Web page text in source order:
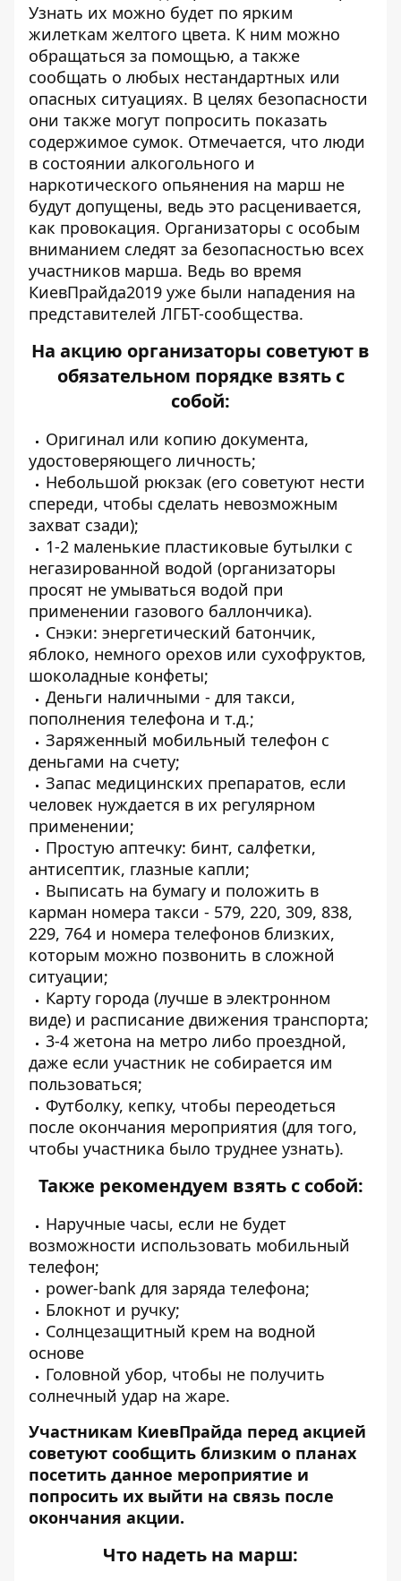
Узнать их можно будет по ярким
жилеткам желтого цвета. К ним можно
обращаться за помощью, а также
сообщать о любых нестандартных или
опасных ситуациях. В целях безопасности
они также могут попросить показать
содержимое сумок. Отмечается, что люди
в состоянии алкогольного и
наркотического опьянения на марш не
будут допущены, ведь это расценивается,
как провокация. Организаторы с особым
вниманием следят за безопасностью всех
участников марша. Ведь во время
КиевПрайда2019 уже были нападения на
представителей ЛГБТ-сообщества.
На акцию организаторы советуют в
обязательном порядке взять с
собой:
Оригинал или копию документа,
удостоверяющего личность;
Небольшой рюкзак (его советуют нести
спереди, чтобы сделать невозможным
захват сзади);
1-2 маленькие пластиковые бутылки с
негазированной водой (организаторы
просят не умываться водой при
применении газового баллончика).
Снэки: энергетический батончик,
яблоко, немного орехов или сухофруктов,
шоколадные конфеты;
Деньги наличными - для такси,
пополнения телефона и т.д.;
Заряженный мобильный телефон с
деньгами на счету;
Запас медицинских препаратов, если
человек нуждается в их регулярном
применении;
Простую аптечку: бинт, салфетки,
антисептик, глазные капли;
Выписать на бумагу и положить в
карман номера такси - 579, 220, 309, 838,
229, 764 и номера телефонов близких,
которым можно позвонить в сложной
ситуации;
Карту города (лучше в электронном
виде) и расписание движения транспорта;
3-4 жетона на метро либо проездной,
даже если участник не собирается им
пользоваться;
Футболку, кепку, чтобы переодеться
после окончания мероприятия (для того,
чтобы участника было труднее узнать).
Также рекомендуем взять с собой:
Наручные часы, если не будет
возможности использовать мобильный
телефон;
power-bank для заряда телефона;
Блокнот и ручку;
Солнцезащитный крем на водной
основе
Головной убор, чтобы не получить
солнечный удар на жаре.
Участникам КиевПрайда перед акцией
советуют сообщить близким о планах
посетить данное мероприятие и
попросить их выйти на связь после
окончания акции.
Что надеть на марш: